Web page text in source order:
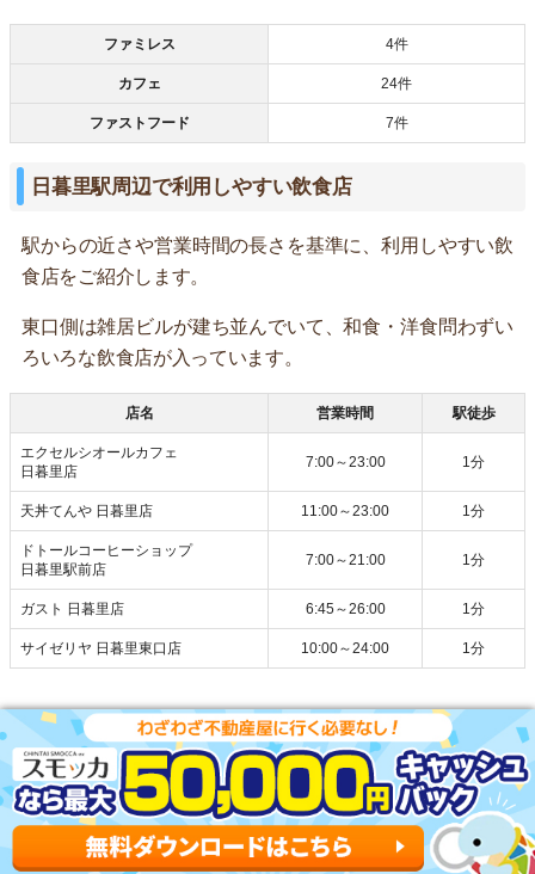
ファミレス 4件
カフェ 24件
ファストフード 7件
日暮里駅周辺で利用しやすい飲食店
駅からの近さや営業時間の長さを基準に、利用しやすい飲
食店をご紹介します。
東口側は雑居ビルが建ち並んでいて、和食・洋食問わずい
ろいろな飲食店が入っています。
店名 営業時間 駅徒歩
エクセルシオールカフェ
日暮里店
7:00～23:00 1分
天丼てんや 日暮里店 11:00～23:00 1分
ドトールコーヒーショップ
日暮里駅前店
7:00～21:00 1分
ガスト 日暮里店 6:45～26:00 1分
サイゼリヤ 日暮里東口店 10:00～24:00 1分
日暮里の口コミ評判(全26件)
女性26歳(ルームシェア)の口コミ＆評価